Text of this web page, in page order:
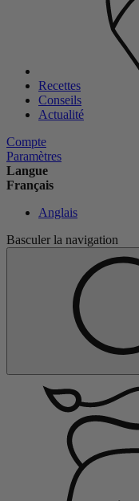
Recettes
Conseils
Actualité
Compte
Paramètres
Langue
Français
Anglais
Basculer la navigation